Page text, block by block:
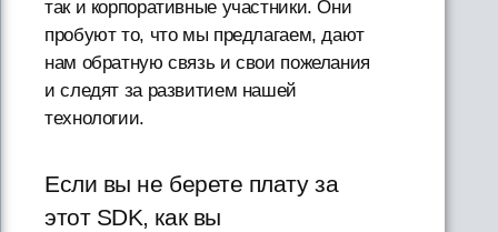
так и корпоративные участники. Они
пробуют то, что мы предлагаем, дают
нам обратную связь и свои пожелания
и следят за развитием нашей
технологии.
Если вы не берете плату за
этот SDK, как вы